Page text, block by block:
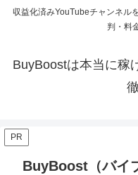
収益化済みYouTubeチャンネル
判・料
BuyBoostは本当に稼
PR
BuyBoost（バイ